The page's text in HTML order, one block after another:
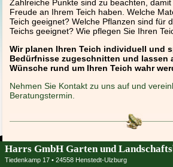
Zahlreiche Punkte sind zu beachten,
Freude an Ihrem Teich haben. Welche
Teich geeignet? Welche Pflanzen sind für
Teichs geeignet? Wie pflegen Sie Ihren
Wir planen Ihren Teich individuell und
Bedürfnisse zugeschnitten und lassen
Wünsche rund um Ihren Teich wahr
Nehmen Sie Kontakt zu uns auf und
Beratungstermin.
Harrs GmbH Garten und
Tiedenkamp 17 • 24558 Henstedt-Ulzburg